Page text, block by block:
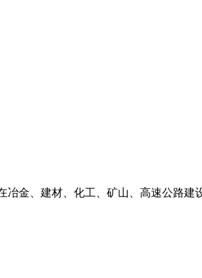
冶金、建材、化工、矿山、高速公路建